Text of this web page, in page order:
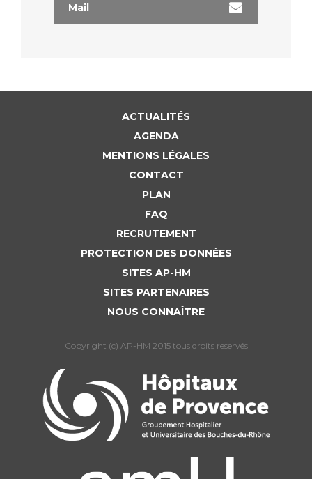
Mail
ACTUALITÉS
AGENDA
MENTIONS LÉGALES
CONTACT
PLAN
FAQ
RECRUTEMENT
PROTECTION DES DONNÉES
SITES AP-HM
SITES PARTENAIRES
NOUS CONNAÎTRE
Copyright (c) AP-HM 2015 tous droits reservés